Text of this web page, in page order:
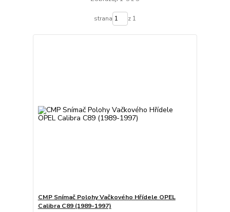
strana z 1
CMP Snímač Polohy Vačkového Hřídele OPEL
Calibra C89 (1989-1997)